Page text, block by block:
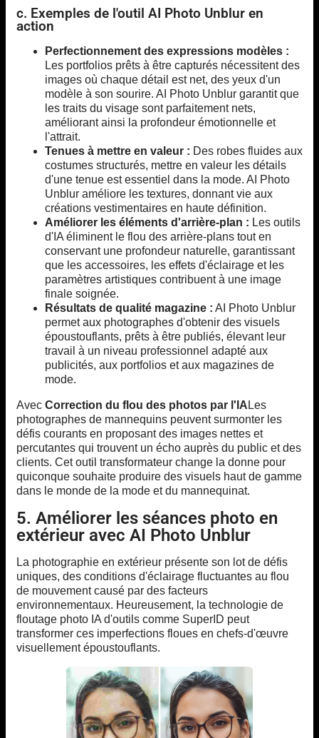
c. Exemples de l'outil AI Photo Unblur en
action
Perfectionnement des expressions modèles :
Les portfolios prêts à être capturés nécessitent des
images où chaque détail est net, des yeux d'un
modèle à son sourire. AI Photo Unblur garantit que
les traits du visage sont parfaitement nets,
améliorant ainsi la profondeur émotionnelle et
l'attrait.
Tenues à mettre en valeur : Des robes fluides aux
costumes structurés, mettre en valeur les détails
d'une tenue est essentiel dans la mode. AI Photo
Unblur améliore les textures, donnant vie aux
créations vestimentaires en haute définition.
Améliorer les éléments d'arrière-plan : Les outils
d'IA éliminent le flou des arrière-plans tout en
conservant une profondeur naturelle, garantissant
que les accessoires, les effets d'éclairage et les
paramètres artistiques contribuent à une image
finale soignée.
Résultats de qualité magazine : AI Photo Unblur
permet aux photographes d'obtenir des visuels
époustouflants, prêts à être publiés, élevant leur
travail à un niveau professionnel adapté aux
publicités, aux portfolios et aux magazines de
mode.
Avec Correction du flou des photos par l'IA Les
photographes de mannequins peuvent surmonter les
défis courants en proposant des images nettes et
percutantes qui trouvent un écho auprès du public et des
clients. Cet outil transformateur change la donne pour
quiconque souhaite produire des visuels haut de gamme
dans le monde de la mode et du mannequinat.
5. Améliorer les séances photo en
extérieur avec AI Photo Unblur
La photographie en extérieur présente son lot de défis
uniques, des conditions d'éclairage fluctuantes au flou
de mouvement causé par des facteurs
environnementaux. Heureusement, la technologie de
floutage photo IA d'outils comme SuperID peut
transformer ces imperfections floues en chefs-d'œuvre
visuellement époustouflants.